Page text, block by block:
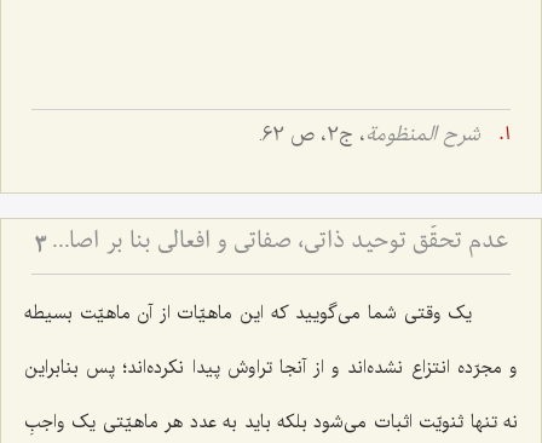
شرح المنظومة، ج‌2، ص 62.
عدم تحقّق توحید ذاتی، صفاتی و افعالی بنا بر اصالةالماهیّة 3
یک وقتی شما می‌گویید که این ماهیّات از آن ماهیّت بسیطه
و مجرّده انتزاع نشده‌اند و از آنجا تراوش پیدا نکرده‌اند؛ پس بنابراین
نه تنها ثنویّت اثبات می‌شود بلکه باید به عدد هر ماهیّتی یک واجبِ